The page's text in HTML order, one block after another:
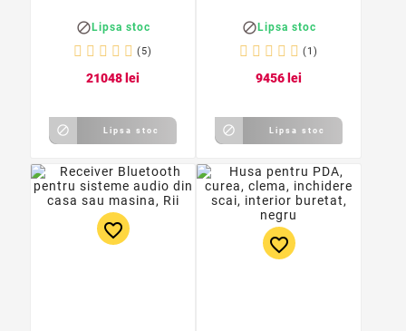
si PC
Lipsa stoc
(5)
21048 lei
 Lipsa stoc
AAC si TTS
Lipsa stoc
(1)
9456 lei
 Lipsa stoc
favorite_border
favorite_border